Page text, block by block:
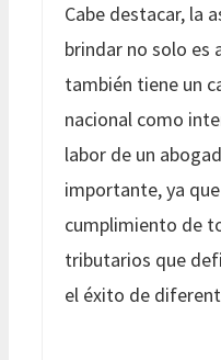
Cabe destacar, la
brindar no solo es
también tiene un
nacional como
labor de un
importante, ya
cumplimiento de
tributarios que
el éxito de